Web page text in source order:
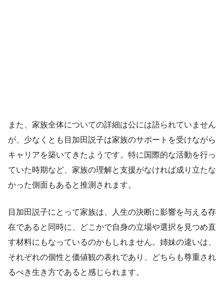
また、家族全体についての詳細は公には語られていません
が、少なくとも目加田説子は家族のサポートを受けながら
キャリアを築いてきたようです。特に国際的な活動を行っ
ていた時期など、家族の理解と支援がなければ成り立たな
かった側面もあると推測されます。
目加田説子にとって家族は、人生の決断に影響を与える存
在であると同時に、どこかで自身の立場や選択を見つめ直
す材料にもなっているのかもしれません。姉妹の違いは、
それぞれの個性と価値観の表れであり、どちらも尊重され
るべき生き方であると感じられます。